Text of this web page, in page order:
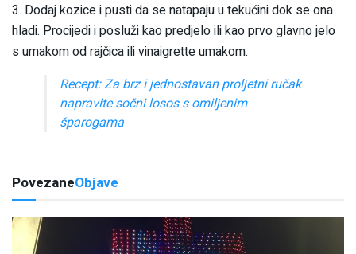
3. Dodaj kozice i pusti da se natapaju u tekućini dok se ona
hladi. Procijedi i posluži kao predjelo ili kao prvo glavno jelo
s umakom od rajčica ili vinaigrette umakom.
Recept: Za brz i jednostavan proljetni ručak
napravite sočni losos s omiljenim
šparogama
PovezaneObjave